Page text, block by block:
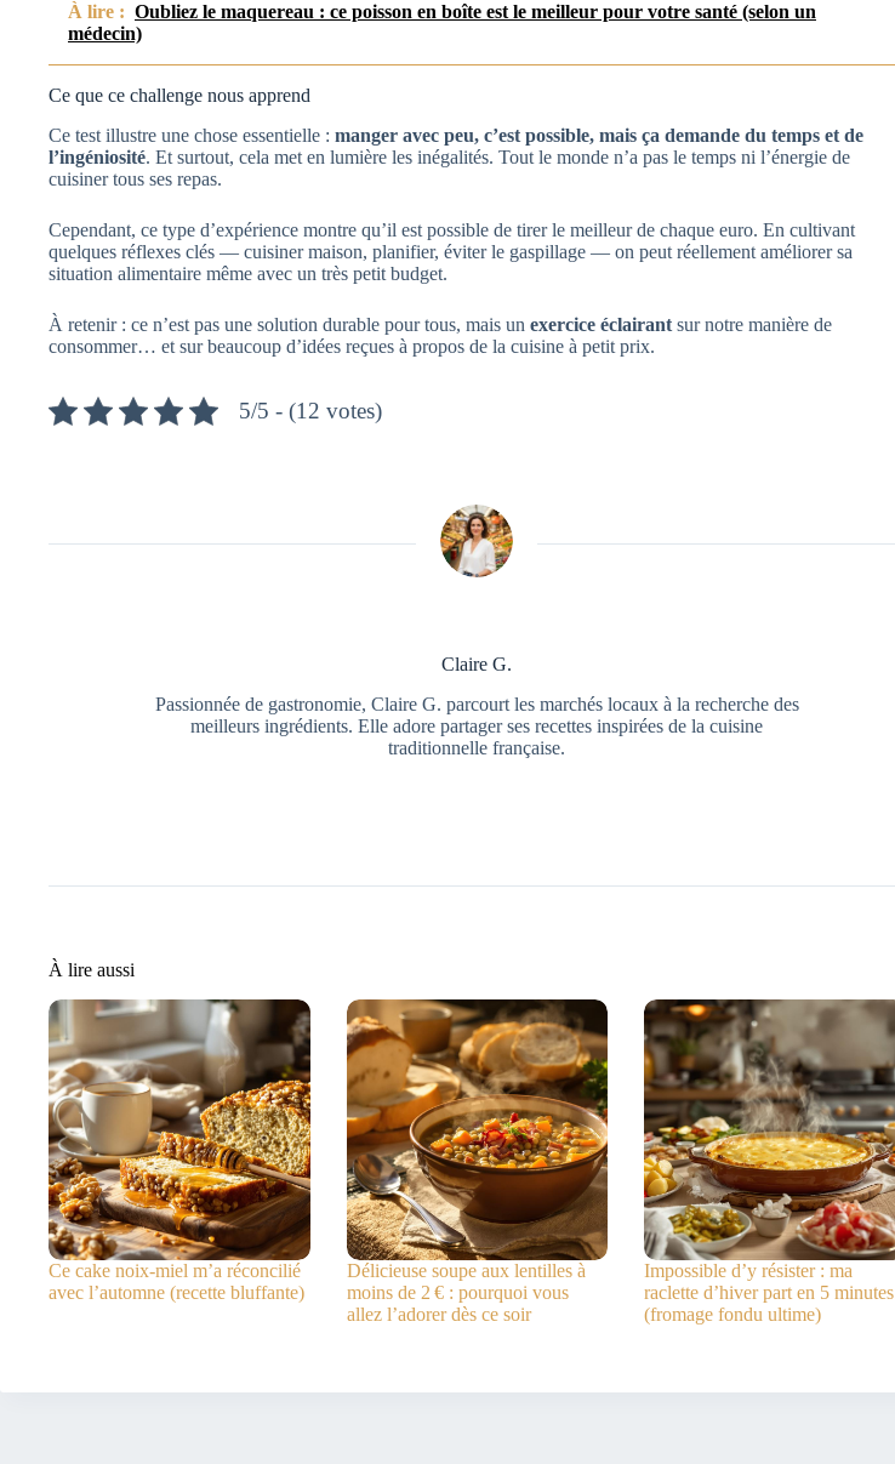
À lire : Oubliez le maquereau : ce poisson en boîte est le meilleur pour votre santé (selon un
médecin)
Ce que ce challenge nous apprend
Ce test illustre une chose essentielle : manger avec peu, c’est possible, mais ça demande du temps et de
l’ingéniosité. Et surtout, cela met en lumière les inégalités. Tout le monde n’a pas le temps ni l’énergie de
cuisiner tous ses repas.
Cependant, ce type d’expérience montre qu’il est possible de tirer le meilleur de chaque euro. En cultivant
quelques réflexes clés — cuisiner maison, planifier, éviter le gaspillage — on peut réellement améliorer sa
situation alimentaire même avec un très petit budget.
À retenir : ce n’est pas une solution durable pour tous, mais un exercice éclairant sur notre manière de
consommer… et sur beaucoup d’idées reçues à propos de la cuisine à petit prix.
5/5 - (12 votes)
Claire G.
Passionnée de gastronomie, Claire G. parcourt les marchés locaux à la recherche des
meilleurs ingrédients. Elle adore partager ses recettes inspirées de la cuisine
traditionnelle française.
À lire aussi
Ce cake noix-miel m’a réconcilié
avec l’automne (recette bluffante)
Délicieuse soupe aux lentilles à
moins de 2 € : pourquoi vous
allez l’adorer dès ce soir
Impossible d’y résister : ma
raclette d’hiver part en 5 minutes
(fromage fondu ultime)